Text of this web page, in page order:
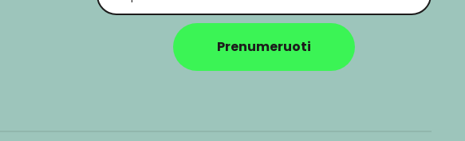
Prenumeruoti